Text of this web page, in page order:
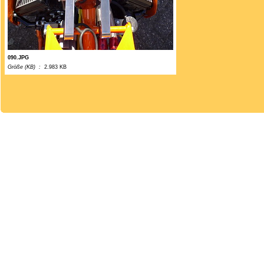
090.JPG
Größe (KB) : 2.983 KB